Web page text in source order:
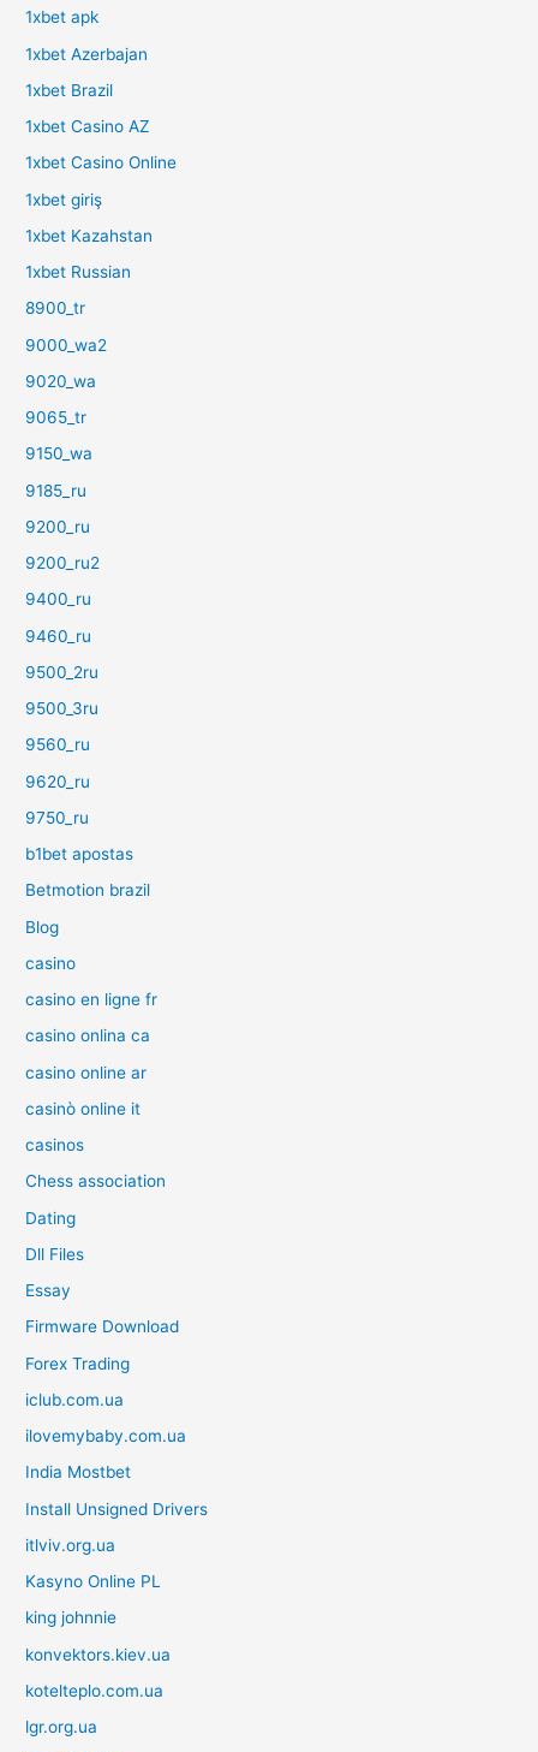
1xbet apk
1xbet Azerbajan
1xbet Brazil
1xbet Casino AZ
1xbet Casino Online
1xbet giriş
1xbet Kazahstan
1xbet Russian
8900_tr
9000_wa2
9020_wa
9065_tr
9150_wa
9185_ru
9200_ru
9200_ru2
9400_ru
9460_ru
9500_2ru
9500_3ru
9560_ru
9620_ru
9750_ru
b1bet apostas
Betmotion brazil
Blog
casino
casino en ligne fr
casino onlina ca
casino online ar
casinò online it
casinos
Chess association
Dating
Dll Files
Essay
Firmware Download
Forex Trading
iclub.com.ua
ilovemybaby.com.ua
India Mostbet
Install Unsigned Drivers
itlviv.org.ua
Kasyno Online PL
king johnnie
konvektors.kiev.ua
kotelteplo.com.ua
lgr.org.ua